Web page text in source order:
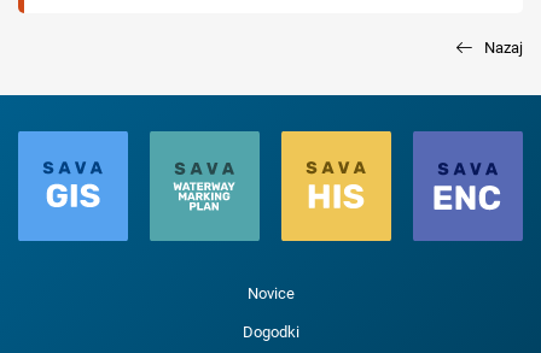
Nazaj
Novice
Dogodki